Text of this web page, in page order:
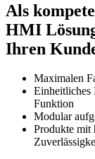
Als
HMI
Ihren
Maximalen
Einheitliches
Funktion
Modular
Produkte mit